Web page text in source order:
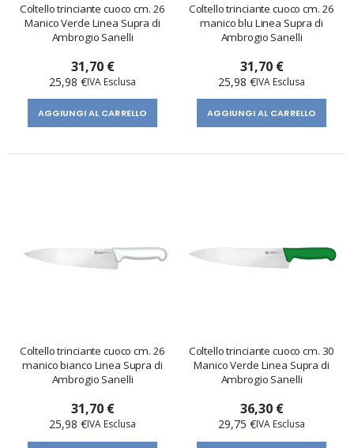
Coltello trinciante cuoco cm. 26
Manico Verde Linea Supra di
Ambrogio Sanelli
31,70 €
25,98 €
AGGIUNGI AL CARRELLO
Coltello trinciante cuoco cm. 26
manico blu Linea Supra di
Ambrogio Sanelli
31,70 €
25,98 €
AGGIUNGI AL CARRELLO
Coltello trinciante cuoco cm. 26
manico bianco Linea Supra di
Ambrogio Sanelli
31,70 €
25,98 €
Coltello trinciante cuoco cm. 30
Manico Verde Linea Supra di
Ambrogio Sanelli
36,30 €
29,75 €